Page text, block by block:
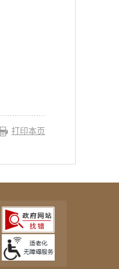
打印本页